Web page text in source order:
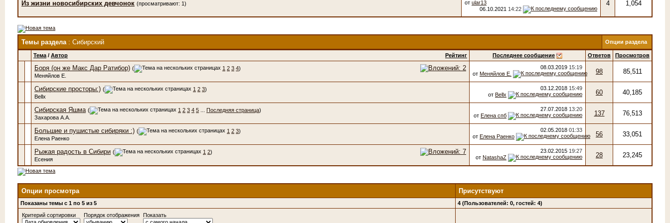
Из жизни новосибирских девчонок (просматривают: 1)
от ular13
06.10.2021 14:22
4 1,054
Темы раздела: Сибирский Опции раздела
Рейтинг
Тема / Автор Последнее сообщение Ответов Просмотров
Боря (он же Макс Дар Ратибор) ( 1 2 3 4)
Меняйлов Е.
08.03.2019 15:19
от Меняйлов Е. 98 85,511
Сибирские просторы:) ( 1 2 3)
Bellx
03.12.2018 15:49
от Bellx 60 40,185
Сибирская Яшма ( 1 2 3 4 5 Последняя страница)
Захарова А.А.
27.07.2018 13:20
от Елена спб 137 76,513
Большие и пушистые сибиряки :) ( 1 2 3)
Елена Раенко
02.05.2018 01:33
от Елена Раенко 56 33,051
Рыжая радость в Сибири ( 1 2)
Есения
23.02.2015 19:27
от NatashaZ 28 23,245
Опции просмотра Присутствуют
Показаны темы с 1 по 5 из 5
4 (Пользователей: 0, гостей: 4)
Критерий сортировки
Порядок отображения Показать